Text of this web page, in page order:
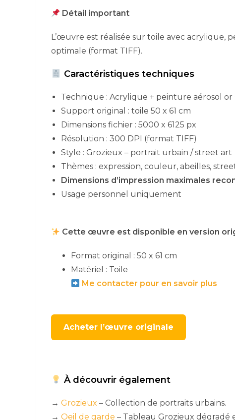
Détail important
L’œuvre est réalisée sur toile avec acrylique,
optimale (format TIFF).
Caractéristiques techniques
Technique : Acrylique + peinture aérosol or
Support original : toile 50 x 61 cm
Dimensions fichier : 5000 x 6125 px
Résolution : 300 DPI (format TIFF)
Style : Grozieux – portrait urbain / street art
Thèmes : expression, couleur, abeilles,
Dimensions d’impression maximales
Usage personnel uniquement
Cette œuvre est disponible en version
Format original : 50 x 61 cm
Matériel : Toile
Me contacter pour en savoir plus
Acheter l’œuvre originale
À découvrir également
→ Grozieux – Collection de portraits urbains.
→ Oeil de garde – Tableau Grozieux dégradé